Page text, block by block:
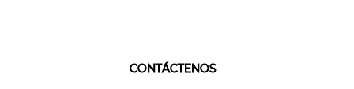
CONTÁCTENOS